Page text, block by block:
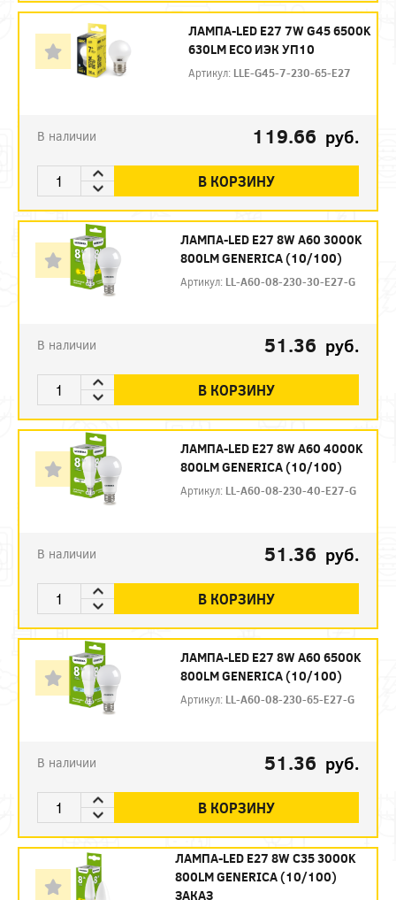
ЛАМПА-LED E27 7W G45 6500K
630LM ECO ИЭК УП10
Артикул: LLE-G45-7-230-65-E27
В наличии 119.66 руб.
В КОРЗИНУ
ЛАМПА-LED E27 8W A60 3000K
800LM GENERICA (10/100)
Артикул: LL-A60-08-230-30-E27-G
В наличии 51.36 руб.
В КОРЗИНУ
ЛАМПА-LED E27 8W A60 4000K
800LM GENERICA (10/100)
Артикул: LL-A60-08-230-40-E27-G
В наличии 51.36 руб.
В КОРЗИНУ
ЛАМПА-LED E27 8W A60 6500K
800LM GENERICA (10/100)
Артикул: LL-A60-08-230-65-E27-G
В наличии 51.36 руб.
В КОРЗИНУ
ЛАМПА-LED E27 8W C35 3000K
800LM GENERICA (10/100)
ЗАКАЗ